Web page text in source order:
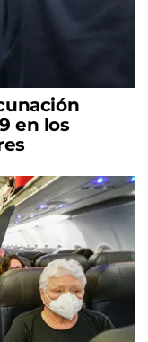
en los